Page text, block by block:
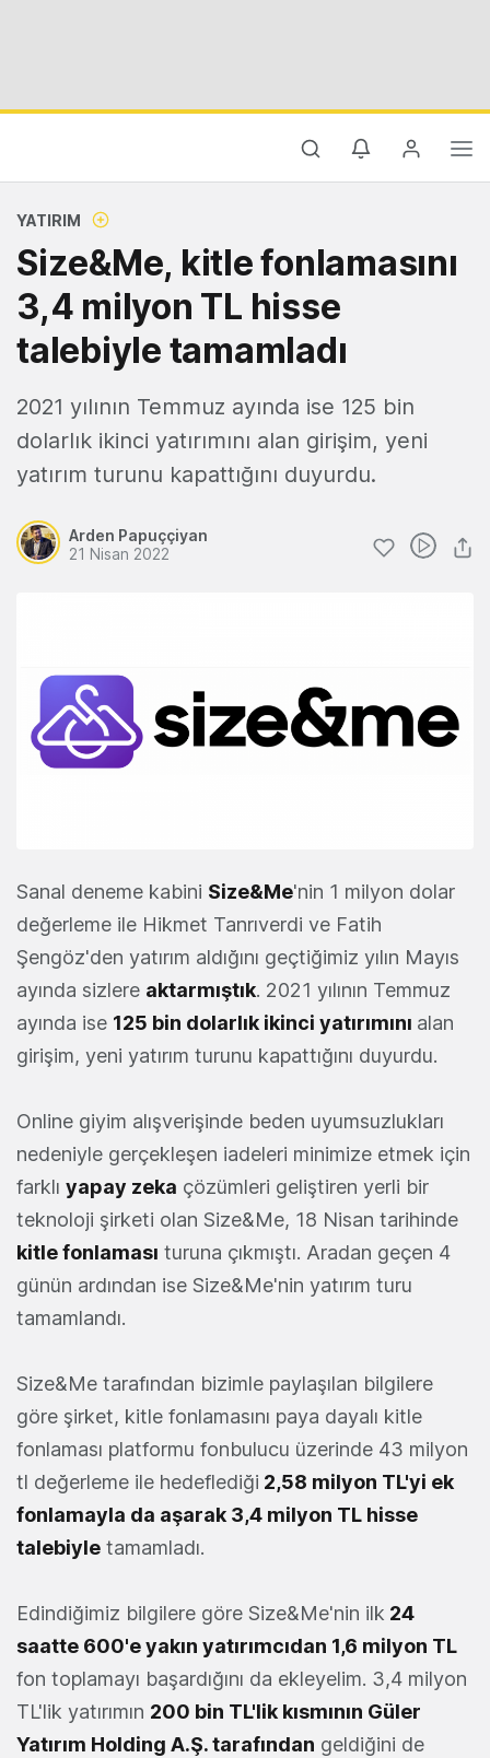
YATIRIM
Size&Me, kitle fonlamasını
3,4 milyon TL hisse
talebiyle tamamladı
2021 yılının Temmuz ayında ise 125 bin
dolarlık ikinci yatırımını alan girişim, yeni
yatırım turunu kapattığını duyurdu.
Arden Papuççiyan
21 Nisan 2022
Sanal deneme kabini Size&Me'nin 1 milyon dolar
değerleme ile Hikmet Tanrıverdi ve Fatih
Şengöz'den yatırım aldığını geçtiğimiz yılın Mayıs
ayında sizlere aktarmıştık. 2021 yılının Temmuz
ayında ise 125 bin dolarlık ikinci yatırımını alan
girişim, yeni yatırım turunu kapattığını duyurdu.
Online giyim alışverişinde beden uyumsuzlukları
nedeniyle gerçekleşen iadeleri minimize etmek için
farklı yapay zeka çözümleri geliştiren yerli bir
teknoloji şirketi olan Size&Me, 18 Nisan tarihinde
kitle fonlaması turuna çıkmıştı. Aradan geçen 4
günün ardından ise Size&Me'nin yatırım turu
tamamlandı.
Size&Me tarafından bizimle paylaşılan bilgilere
göre şirket, kitle fonlamasını paya dayalı kitle
fonlaması platformu fonbulucu üzerinde 43 milyon
tl değerleme ile hedeflediği 2,58 milyon TL'yi ek
fonlamayla da aşarak 3,4 milyon TL hisse
talebiyle tamamladı.
Edindiğimiz bilgilere göre Size&Me'nin ilk 24
saatte 600'e yakın yatırımcıdan 1,6 milyon TL
fon toplamayı başardığını da ekleyelim. 3,4 milyon
TL'lik yatırımın 200 bin TL'lik kısmının Güler
Yatırım Holding A.Ş. tarafından geldiğini de